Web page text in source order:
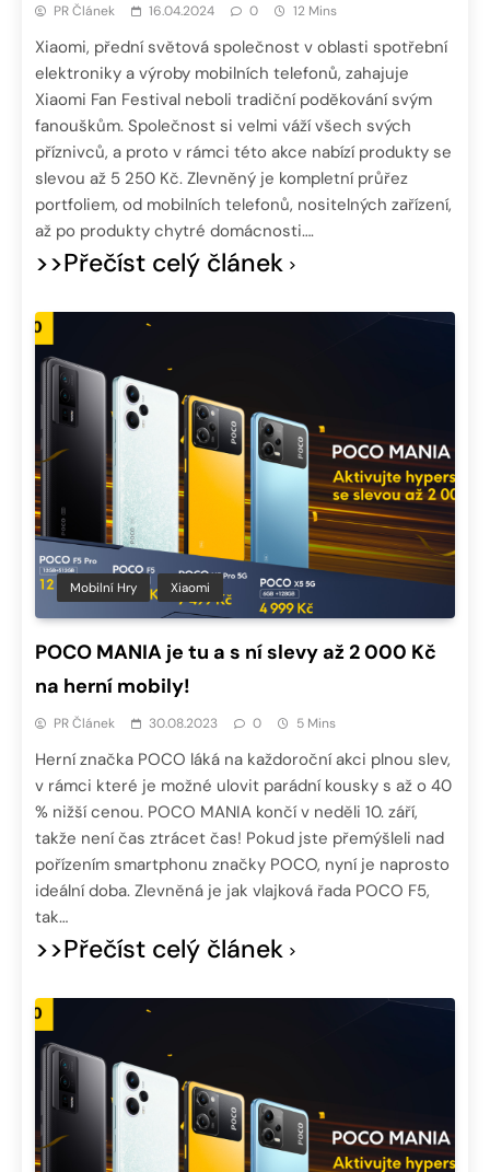
PR Článek 16.04.2024 0 12 Mins
Xiaomi, přední světová společnost v oblasti spotřební
elektroniky a výroby mobilních telefonů, zahajuje
Xiaomi Fan Festival neboli tradiční poděkování svým
fanouškům. Společnost si velmi váží všech svých
příznivců, a proto v rámci této akce nabízí produkty se
slevou až 5 250 Kč. Zlevněný je kompletní průřez
portfoliem, od mobilních telefonů, nositelných zařízení,
až po produkty chytré domácnosti….
>>Přečíst celý článek
Mobilní Hry Xiaomi
POCO MANIA je tu a s ní slevy až 2 000 Kč
na herní mobily!
PR Článek 30.08.2023 0 5 Mins
Herní značka POCO láká na každoroční akci plnou slev,
v rámci které je možné ulovit parádní kousky s až o 40
% nižší cenou. POCO MANIA končí v neděli 10. září,
takže není čas ztrácet čas! Pokud jste přemýšleli nad
pořízením smartphonu značky POCO, nyní je naprosto
ideální doba. Zlevněná je jak vlajková řada POCO F5,
tak…
>>Přečíst celý článek